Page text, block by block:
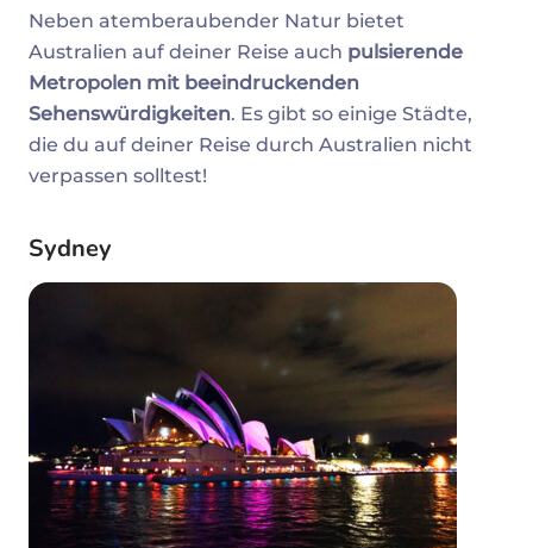
Neben atemberaubender Natur bietet
Australien auf deiner Reise auch pulsierende
Metropolen mit beeindruckenden
Sehenswürdigkeiten. Es gibt so einige Städte,
die du auf deiner Reise durch Australien nicht
verpassen solltest!
Sydney